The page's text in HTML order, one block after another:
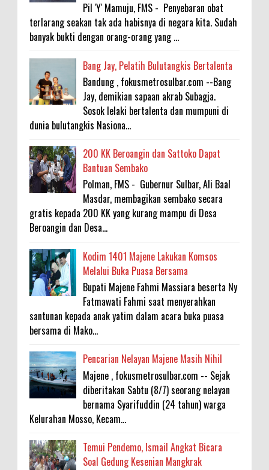
Pil 'Y' Mamuju, FMS - Penyebaran obat
terlarang seakan tak ada habisnya di negara kita. Sudah
banyak bukti dengan orang-orang yang ...
Bang Jay, Pelatih Bulutangkis Bertalenta
Bandung , fokusmetrosulbar.com --Bang
Jay, demikian sapaan akrab Subagja.
Sosok lelaki bertalenta dan mumpuni di
dunia bulutangkis Nasiona...
200 KK Beroangin dan Sattoko Dapat
Bantuan Sembako
Polman, FMS - Gubernur Sulbar, Ali Baal
Masdar, membagikan sembako secara
gratis kepada 200 KK yang kurang mampu di Desa
Beroangin dan Desa...
Kodim 1401 Majene Lakukan Komsos
Melalui Buka Puasa Bersama
Bupati Majene Fahmi Massiara beserta Ny
Fatmawati Fahmi saat menyerahkan
santunan kepada anak yatim dalam acara buka puasa
bersama di Mako...
Pencarian Nelayan Majene Masih Nihil
Majene , fokusmetrosulbar.com -- Sejak
diberitakan Sabtu (8/7) seorang nelayan
bernama Syarifuddin (24 tahun) warga
Kelurahan Mosso, Kecam...
Temui Pendemo, Ismail Angkat Bicara
Soal Gedung Kesenian Mangkrak